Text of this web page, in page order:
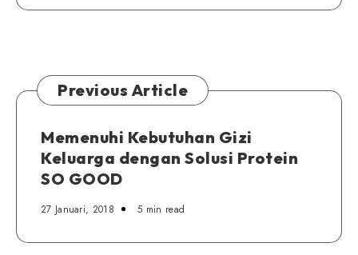
Lapisan
Tahan
Lama?
Previous Article
Memenuhi Kebutuhan Gizi
Keluarga dengan Solusi Protein
SO GOOD
27 Januari, 2018 5 min read